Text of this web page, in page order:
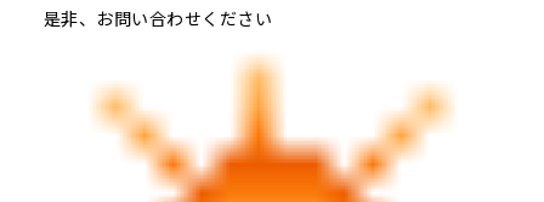
是非、お問い合わせください